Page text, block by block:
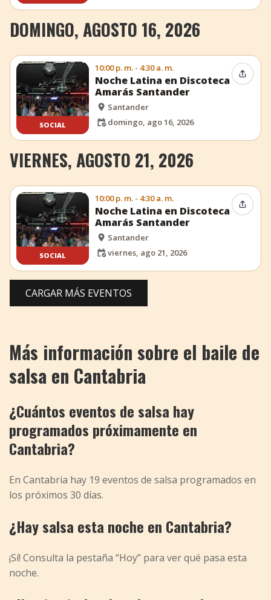
DOMINGO, AGOSTO 16, 2026
SOCIAL
10:00 p. m. - 4:30 a. m.
Noche Latina en Discoteca
Amarás Santander
Santander
domingo, ago 16, 2026
VIERNES, AGOSTO 21, 2026
SOCIAL
10:00 p. m. - 4:30 a. m.
Noche Latina en Discoteca
Amarás Santander
Santander
viernes, ago 21, 2026
CARGAR MÁS EVENTOS
Más información sobre el baile de
salsa en Cantabria
¿Cuántos eventos de salsa hay
programados próximamente en
Cantabria?
En Cantabria hay 19 eventos de salsa programados en
los próximos 30 días.
¿Hay salsa esta noche en Cantabria?
¡Sí! Consulta la pestaña “Hoy” para ver qué pasa esta
noche.